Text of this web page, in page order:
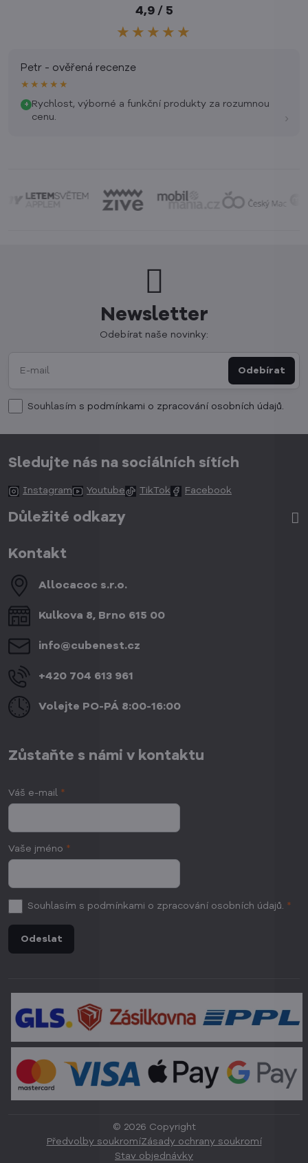
4,9 / 5
★★★★★
Petr - ověřená recenze
★★★★★
+
Rychlost, výborné a funkční produkty za rozumnou
cenu.
›
Newsletter
Odebírat naše novinky:
Odebírat
Souhlasím s podmínkami o zpracování osobních údajů.
Sledujte nás na sociálních sítích
Instagram Youtube TikTok Facebook
Důležité odkazy
Kontakt
Allocacoc s​.r​.o​.
Kulkova 8, Brno 615 00
info​@cubenest​.cz
+420 704 613 961
Volejte PO-PÁ 8:00-16:00
Zůstaňte s námi v kontaktu
Váš e-mail *
Vaše jméno *
Souhlasím s podmínkami o zpracování osobních údajů. *
Odeslat
© 2026 Copyright
Předvolby soukromíZásady ochrany soukromí
Stav objednávky